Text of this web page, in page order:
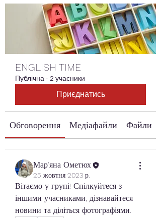
ENGLISH TIME
Публічна · 2 учасники
Приєднатись
Обговорення Медіафайли Файли
Мар'яна Ометюх
25 жовтня 2023 р.
Вітаємо у групі! Спілкуйтеся з
іншими учасниками, дізнавайтеся
новини та діліться фотографіями.